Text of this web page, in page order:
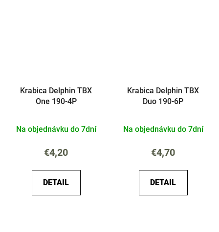
Krabica Delphin TBX
One 190-4P
Na objednávku do 7dní
€4,20
DETAIL
Krabica Delphin TBX
Duo 190-6P
Na objednávku do 7dní
€4,70
DETAIL